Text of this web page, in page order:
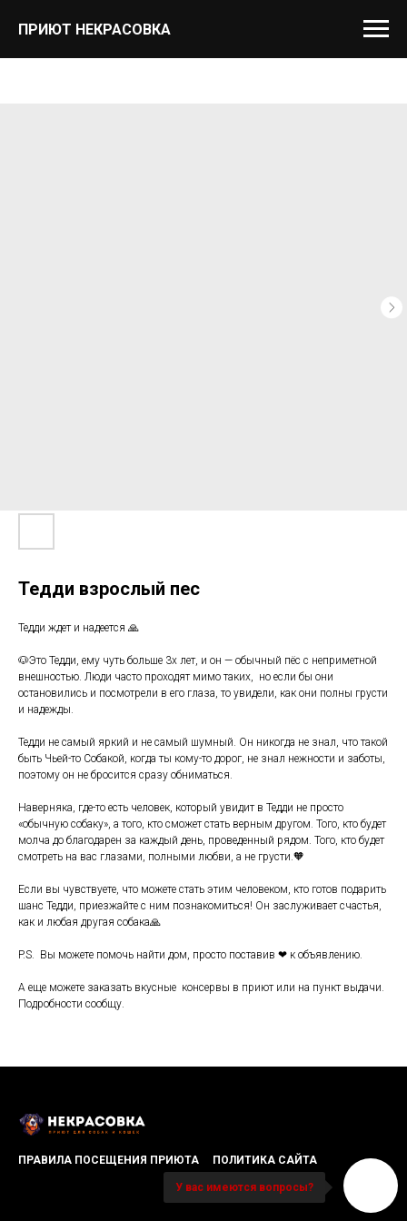
ПРИЮТ НЕКРАСОВКА
Тедди взрослый пес
Тедди ждет и надеется 🙏
🐶Это Тедди, ему чуть больше 3х лет, и он — обычный пёс с неприметной
внешностью. Люди часто проходят мимо таких, но если бы они
остановились и посмотрели в его глаза, то увидели, как они полны грусти
и надежды.
Тедди не самый яркий и не самый шумный. Он никогда не знал, что такой
быть Чьей-то Собакой, когда ты кому-то дорог, не знал нежности и заботы,
поэтому он не бросится сразу обниматься.
Наверняка, где-то есть человек, который увидит в Тедди не просто
«обычную собаку», а того, кто сможет стать верным другом. Того, кто будет
молча до благодарен за каждый день, проведенный рядом. Того, кто будет
смотреть на вас глазами, полными любви, а не грусти.🧡
Если вы чувствуете, что можете стать этим человеком, кто готов подарить
шанс Тедди, приезжайте с ним познакомиться! Он заслуживает счастья,
как и любая другая собака🙏
P.S. Вы можете помочь найти дом, просто поставив ❤ к объявлению.
А еще можете заказать вкусные консервы в приют или на пункт выдачи.
Подробности сообщу.
ПРАВИЛА ПОСЕЩЕНИЯ ПРИЮТА ПОЛИТИКА САЙТА
У вас имеются вопросы?